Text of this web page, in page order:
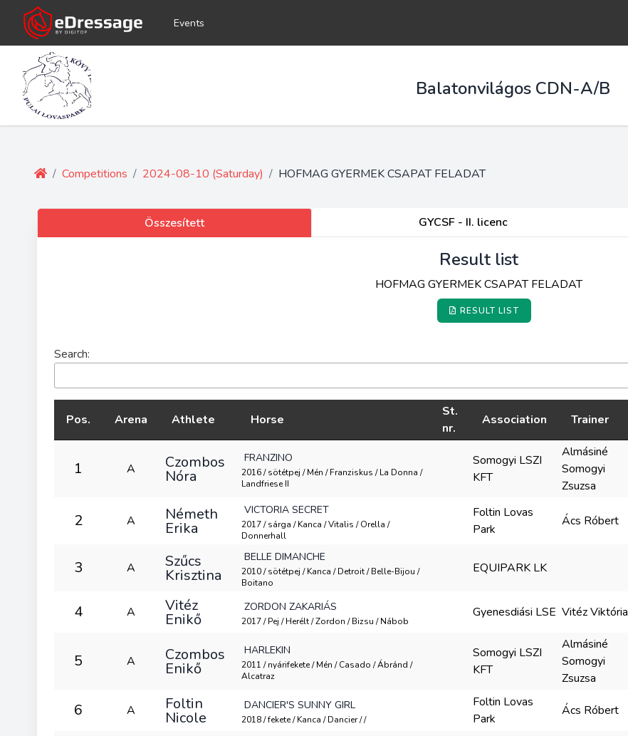
Events
Balatonvilágos CDN-A/B
/ Competitions / 2024-08-10 (Saturday) / HOFMAG GYERMEK CSAPAT FELADAT
Összesített GYCSF - II. licenc
Result list
HOFMAG GYERMEK CSAPAT FELADAT
RESULT LIST
Search:
Pos. Arena Athlete Horse
St.
nr.
Association Trainer
1 A Czombos
Nóra
FRANZINO
2016 / sötétpej / Mén / Franziskus / La Donna /
Landfriese II
Somogyi LSZI
KFT
Almásiné
Somogyi
Zsuzsa
2 A Németh
Erika
VICTORIA SECRET
2017 / sárga / Kanca / Vitalis / Orella /
Donnerhall
Foltin Lovas
Park
Ács Róbert
3 A Szűcs
Krisztina
BELLE DIMANCHE
2010 / sötétpej / Kanca / Detroit / Belle-Bijou /
Boitano
EQUIPARK LK
4 A Vitéz
Enikő
ZORDON ZAKARIÁS
2017 / Pej / Herélt / Zordon / Bizsu / Nábob
Gyenesdiási LSE Vitéz Viktória
5 A Czombos
Enikő
HARLEKIN
2011 / nyárifekete / Mén / Casado / Ábránd /
Alcatraz
Somogyi LSZI
KFT
Almásiné
Somogyi
Zsuzsa
6 A Foltin
Nicole
DANCIER'S SUNNY GIRL
2018 / fekete / Kanca / Dancier / /
Foltin Lovas
Park
Ács Róbert